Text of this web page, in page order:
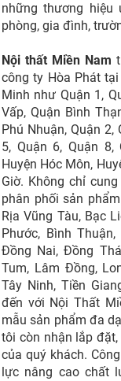
những thương
phòng, gia đình,
Nội thất Miền Nam
công ty Hòa Phát
Minh như Quận 1,
Vấp, Quận Bình
Phú Nhuận, Quận 2,
5, Quận 6, Quận 8,
Huyện Hóc Môn,
Giờ. Không chỉ
phân phối sản
Rịa Vũng Tàu, Bạc
Phước, Bình
Đồng Nai, Đồng
Tum, Lâm Đồng,
Tây Ninh, Tiền
đến với Nội Thất
mẫu sản phẩm đa
tôi còn nhận lắp
của quý khách.
lực nâng cao chất